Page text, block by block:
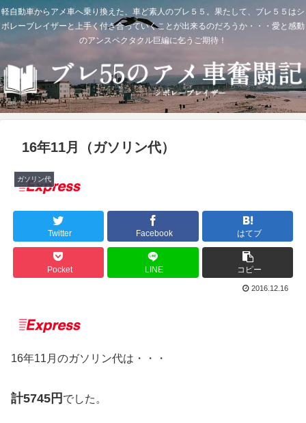
軽自動車からアメ車へ乗り換えた、車ど素人のブレ５５。果たして、ブレ５５はシ
ボレーブレイザーと上手く付き合っていくことが出来るのだろうか・・・愛と感動
のアンスペクタクル巨編に乞うご期待！
16年11月（ガソリン代）
ガソリン代
Twitter Facebook はてブ
Pocket LINE コピー
2016.12.16
16年11月のガソリン代は・・・
計5745円 でした。